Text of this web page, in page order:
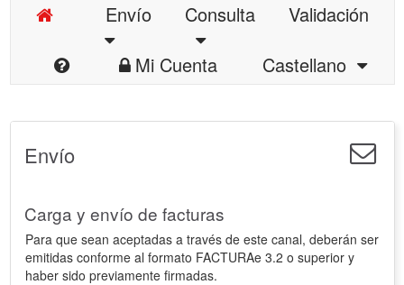
Envío Consulta
Validación
Mi Cuenta
Castellano
Envío
Carga y envío de facturas
Para que sean aceptadas a través de este canal, deberán ser
emitidas conforme al formato FACTURAe 3.2 o superior y
haber sido previamente firmadas.